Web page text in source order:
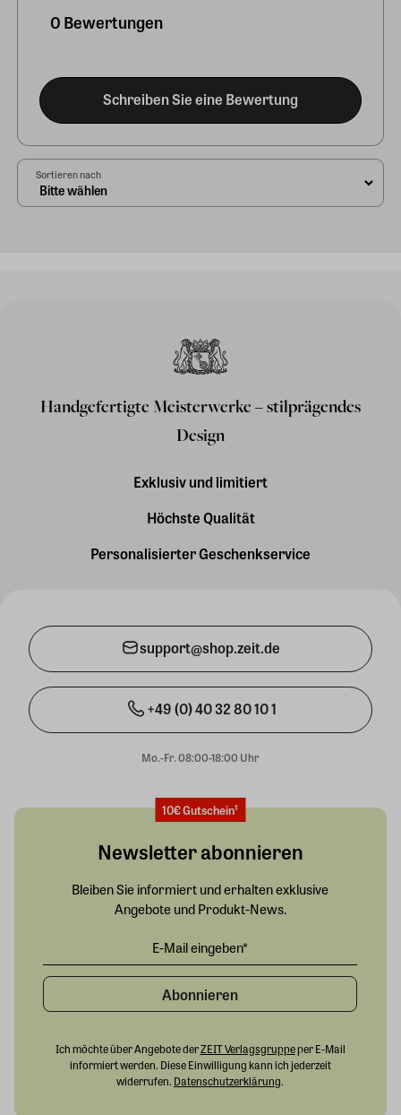
0 Bewertungen
Schreiben Sie eine Bewertung
Sortieren nach
Handgefertigte Meisterwerke – stilprägendes
Design
Exklusiv und limitiert
Höchste Qualität
Personalisierter Geschenkservice
support@shop.zeit.de
+49 (0) 40 32 80 10 1
Mo.-Fr. 08:00-18:00 Uhr
10€ Gutschein¹
Newsletter abonnieren
Bleiben Sie informiert und erhalten exklusive
Angebote und Produkt-News.
Abonnieren
Ich möchte über Angebote derZEIT Verlagsgruppeper E-Mail
informiert werden. Diese Einwilligung kann ich jederzeit
widerrufen. Datenschutzerklärung.